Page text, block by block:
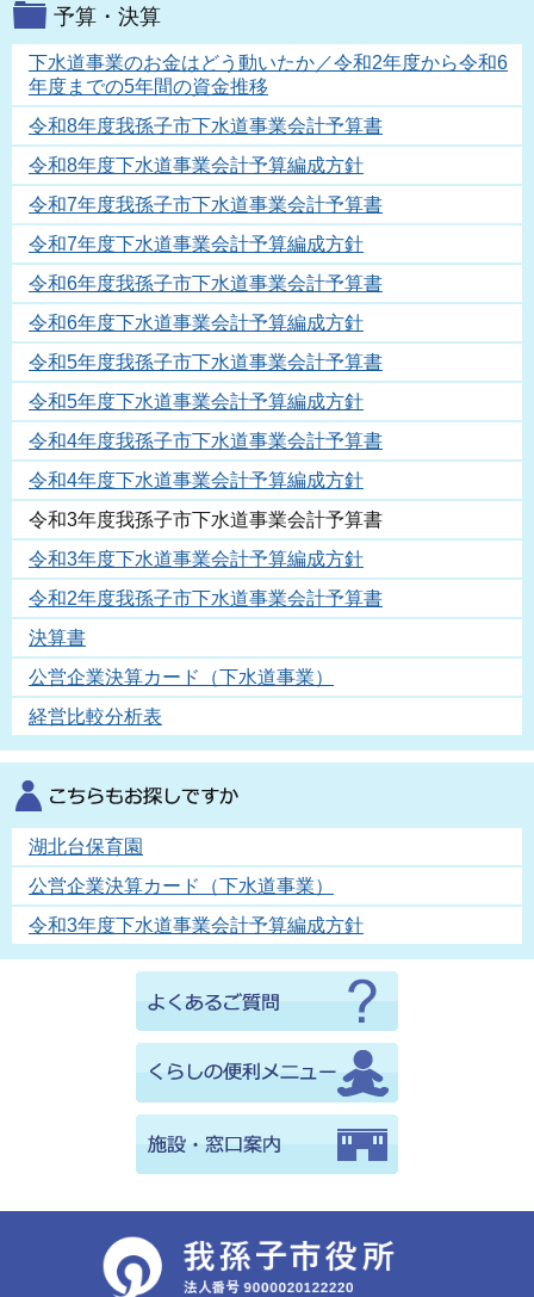
予算・決算
下水道事業のお金はどう動いたか／令和2年度から令和6
年度までの5年間の資金推移
令和8年度我孫子市下水道事業会計予算書
令和8年度下水道事業会計予算編成方針
令和7年度我孫子市下水道事業会計予算書
令和7年度下水道事業会計予算編成方針
令和6年度我孫子市下水道事業会計予算書
令和6年度下水道事業会計予算編成方針
令和5年度我孫子市下水道事業会計予算書
令和5年度下水道事業会計予算編成方針
令和4年度我孫子市下水道事業会計予算書
令和4年度下水道事業会計予算編成方針
令和3年度我孫子市下水道事業会計予算書
令和3年度下水道事業会計予算編成方針
令和2年度我孫子市下水道事業会計予算書
決算書
公営企業決算カード（下水道事業）
経営比較分析表
湖北台保育園
公営企業決算カード（下水道事業）
令和3年度下水道事業会計予算編成方針